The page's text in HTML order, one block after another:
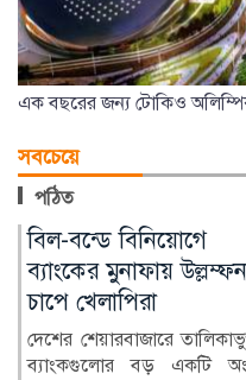
এক বছরের জন্য টোকিও
সবচেয়ে
পঠিত
বার্সা থেকে লিভারপুলে
যাচ্ছেন রোনাল্ড আরাউহো
বার্সেলোনার
ডিফেন্ডার রোনাল্ড
ধারে (লোন) দলে ভেড়াতে